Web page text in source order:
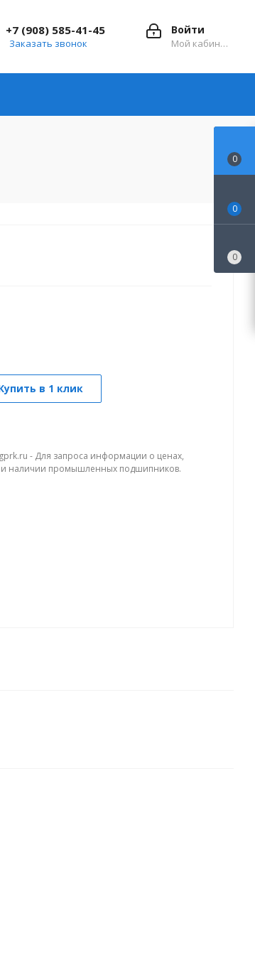
Войти
Мой кабинет
+7 (908) 585-41-45
Заказать звонок
в 1 клик
- Для запроса информации о ценах,
и наличии промышленных подшипников.
0
0
0